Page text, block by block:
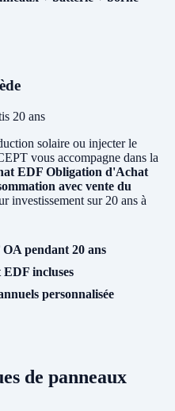
20 ans
solaire ou injecter le
vous accompagne dans la
EDF Obligation d'Achat
avec vente du
investissement sur 20 ans à
pendant 20 ans
incluses
personnalisée
de panneaux